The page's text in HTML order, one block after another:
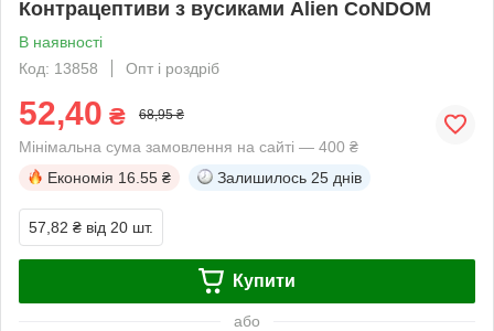
Контрацептиви з вусиками Alien CoNDOM
В наявності
Код: 13858
Опт і роздріб
52,40 ₴ 68,95 ₴
Мінімальна сума замовлення на сайті — 400 ₴
Економія 16.55 ₴ Залишилось 25 днів
57,82 ₴ від 20 шт.
Купити
або